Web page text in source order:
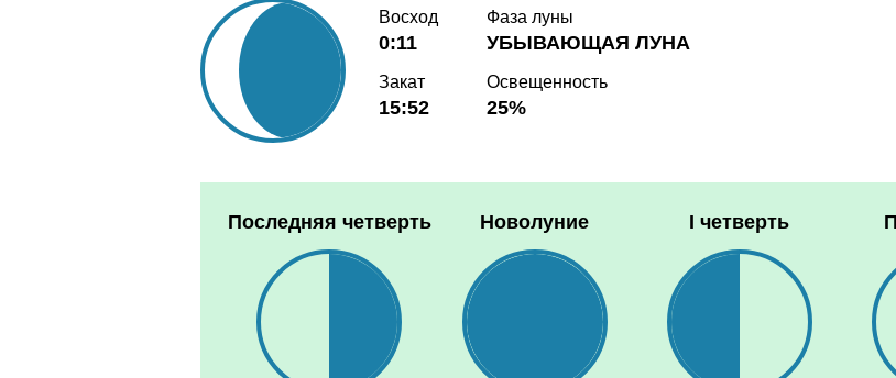
Восход
0:11
Закат
15:52
Фаза луны
УБЫВАЮЩАЯ ЛУНА
Освещенность
25%
Последняя четверть Новолуние I четверть